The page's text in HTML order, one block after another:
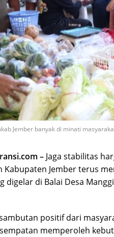
Jember banyak di minati
– Jaga stabilitas
Kabupaten Jember terus
digelar di Balai Desa
positif dari
memperoleh